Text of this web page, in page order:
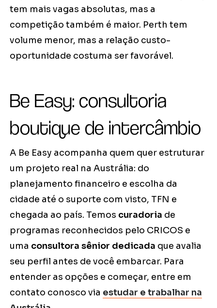
tem mais vagas absolutas, mas a
competição também é maior. Perth tem
volume menor, mas a relação custo-
oportunidade costuma ser favorável.
Be Easy: consultoria
boutique de intercâmbio
A Be Easy acompanha quem quer estruturar
um projeto real na Austrália: do
planejamento financeiro e escolha da
cidade até o suporte com visto, TFN e
chegada ao país. Temos curadoria de
programas reconhecidos pelo CRICOS e
uma consultora sênior dedicada que avalia
seu perfil antes de você embarcar. Para
entender as opções e começar, entre em
contato conosco via estudar e trabalhar na